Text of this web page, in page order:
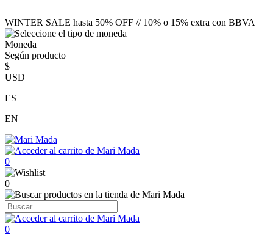
WINTER SALE hasta 50% OFF // 10% o 15% extra con BBVA
Moneda
Según producto
$
USD
ES
EN
0
0
0